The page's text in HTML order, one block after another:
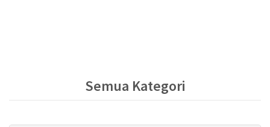
Semua Kategori